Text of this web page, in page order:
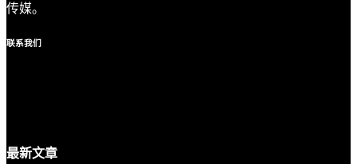
传媒。
联系我们
最新文章